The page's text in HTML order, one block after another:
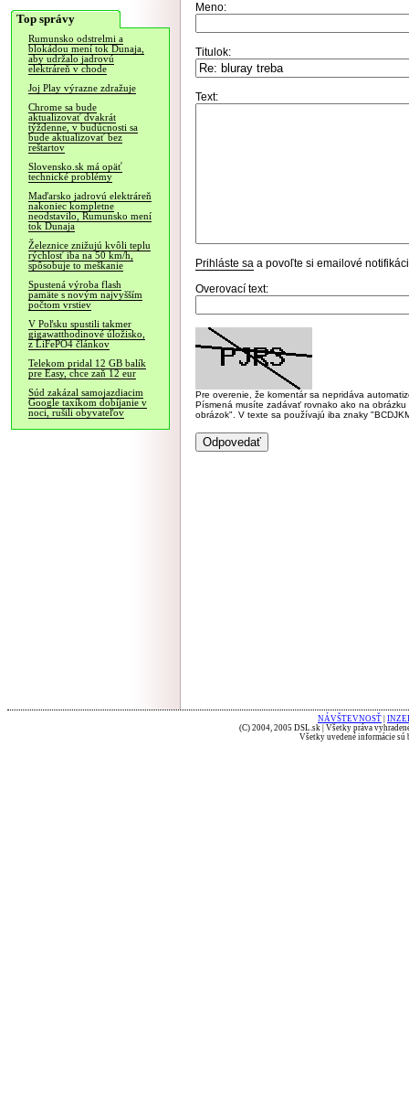
Top správy
Rumunsko odstrelmi a
blokádou mení tok Dunaja,
aby udržalo jadrovú
elektráreň v chode
Joj Play výrazne zdražuje
Chrome sa bude
aktualizovať dvakrát
týždenne, v budúcnosti sa
bude aktualizovať bez
reštartov
Slovensko.sk má opäť
technické problémy
Maďarsko jadrovú elektráreň
nakoniec kompletne
neodstavilo, Rumunsko mení
tok Dunaja
Železnice znižujú kvôli teplu
rýchlosť iba na 50 km/h,
spôsobuje to meškanie
Spustená výroba flash
pamäte s novým najvyšším
počtom vrstiev
V Poľsku spustili takmer
gigawatthodinové úložisko,
z LiFePO4 článkov
Telekom pridal 12 GB balík
pre Easy, chce zaň 12 eur
Súd zakázal samojazdiacim
Google taxíkom dobíjanie v
noci, rušili obyvateľov
Meno:
Titulok:
Text:
Prihláste sa a povoľte si emailové
Overovací text:
Pre overenie, že komentár sa nepridáva
Písmená musíte zadávať rovnako ako na
obrázok". V texte sa používajú iba znaky
NÁVŠTEVNOSŤ
(C) 2004, 2005 DSL.sk | Všetky práva
Všetky uvedené informácie sú